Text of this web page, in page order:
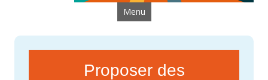
Menu Aller au contenu
Proposer des